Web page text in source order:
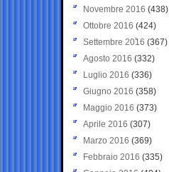
Novembre 2016 (438)
Ottobre 2016 (424)
Settembre 2016 (367)
Agosto 2016 (332)
Luglio 2016 (336)
Giugno 2016 (358)
Maggio 2016 (373)
Aprile 2016 (307)
Marzo 2016 (369)
Febbraio 2016 (335)